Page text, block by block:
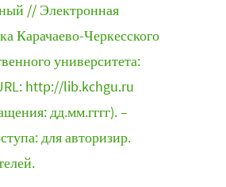
// Электронная
Карачаево-Черкесского
университета:
http://lib.kchgu.ru
дд.мм.гггг). –
для авторизир.